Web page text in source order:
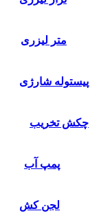
متر لیزری
پیستوله شارژی
چکش تخریب
پمپ آب
لجن کش